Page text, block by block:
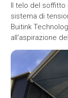
Il telo del soffitto
sistema di
Buitink
all'aspirazione